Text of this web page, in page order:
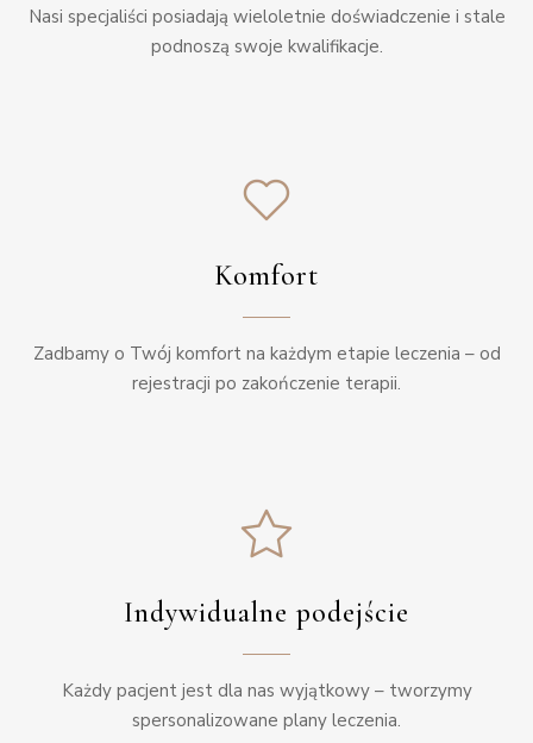
Nasi specjaliści posiadają wieloletnie doświadczenie i stale
podnoszą swoje kwalifikacje.
Komfort
Zadbamy o Twój komfort na każdym etapie leczenia – od
rejestracji po zakończenie terapii.
Indywidualne podejście
Każdy pacjent jest dla nas wyjątkowy – tworzymy
spersonalizowane plany leczenia.